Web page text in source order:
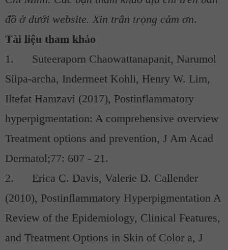
đồ ở dưới website. Xin trân trọng cảm ơn.
Tài liệu tham khảo
1. Suteeraporn Chaowattanapanit, Narumol
Silpa-archa, Indermeet Kohli, Henry W. Lim,
Iltefat Hamzavi (2017), Postinflammatory
hyperpigmentation: A comprehensive overview
Treatment options and prevention, J Am Acad
Dermatol;77: 607 - 21.
2. Erica C. Davis, Valerie D. Callender
(2010), Postinflammatory Hyperpigmentation A
Review of the Epidemiology, Clinical Features,
and Treatment Options in Skin of Color a, J